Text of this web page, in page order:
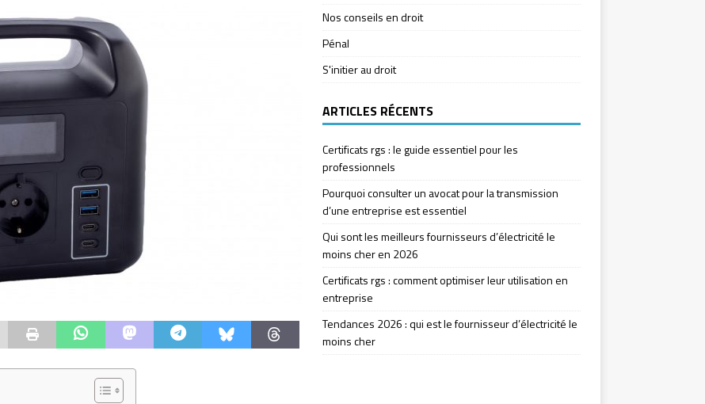
Nos conseils en droit
Pénal
S'initier au droit
ARTICLES RÉCENTS
Certificats rgs : le guide essentiel pour les
professionnels
Pourquoi consulter un avocat pour la transmission
d’une entreprise est essentiel
Qui sont les meilleurs fournisseurs d’électricité le
moins cher en 2026
Certificats rgs : comment optimiser leur utilisation en
entreprise
Tendances 2026 : qui est le fournisseur d’électricité le
moins cher